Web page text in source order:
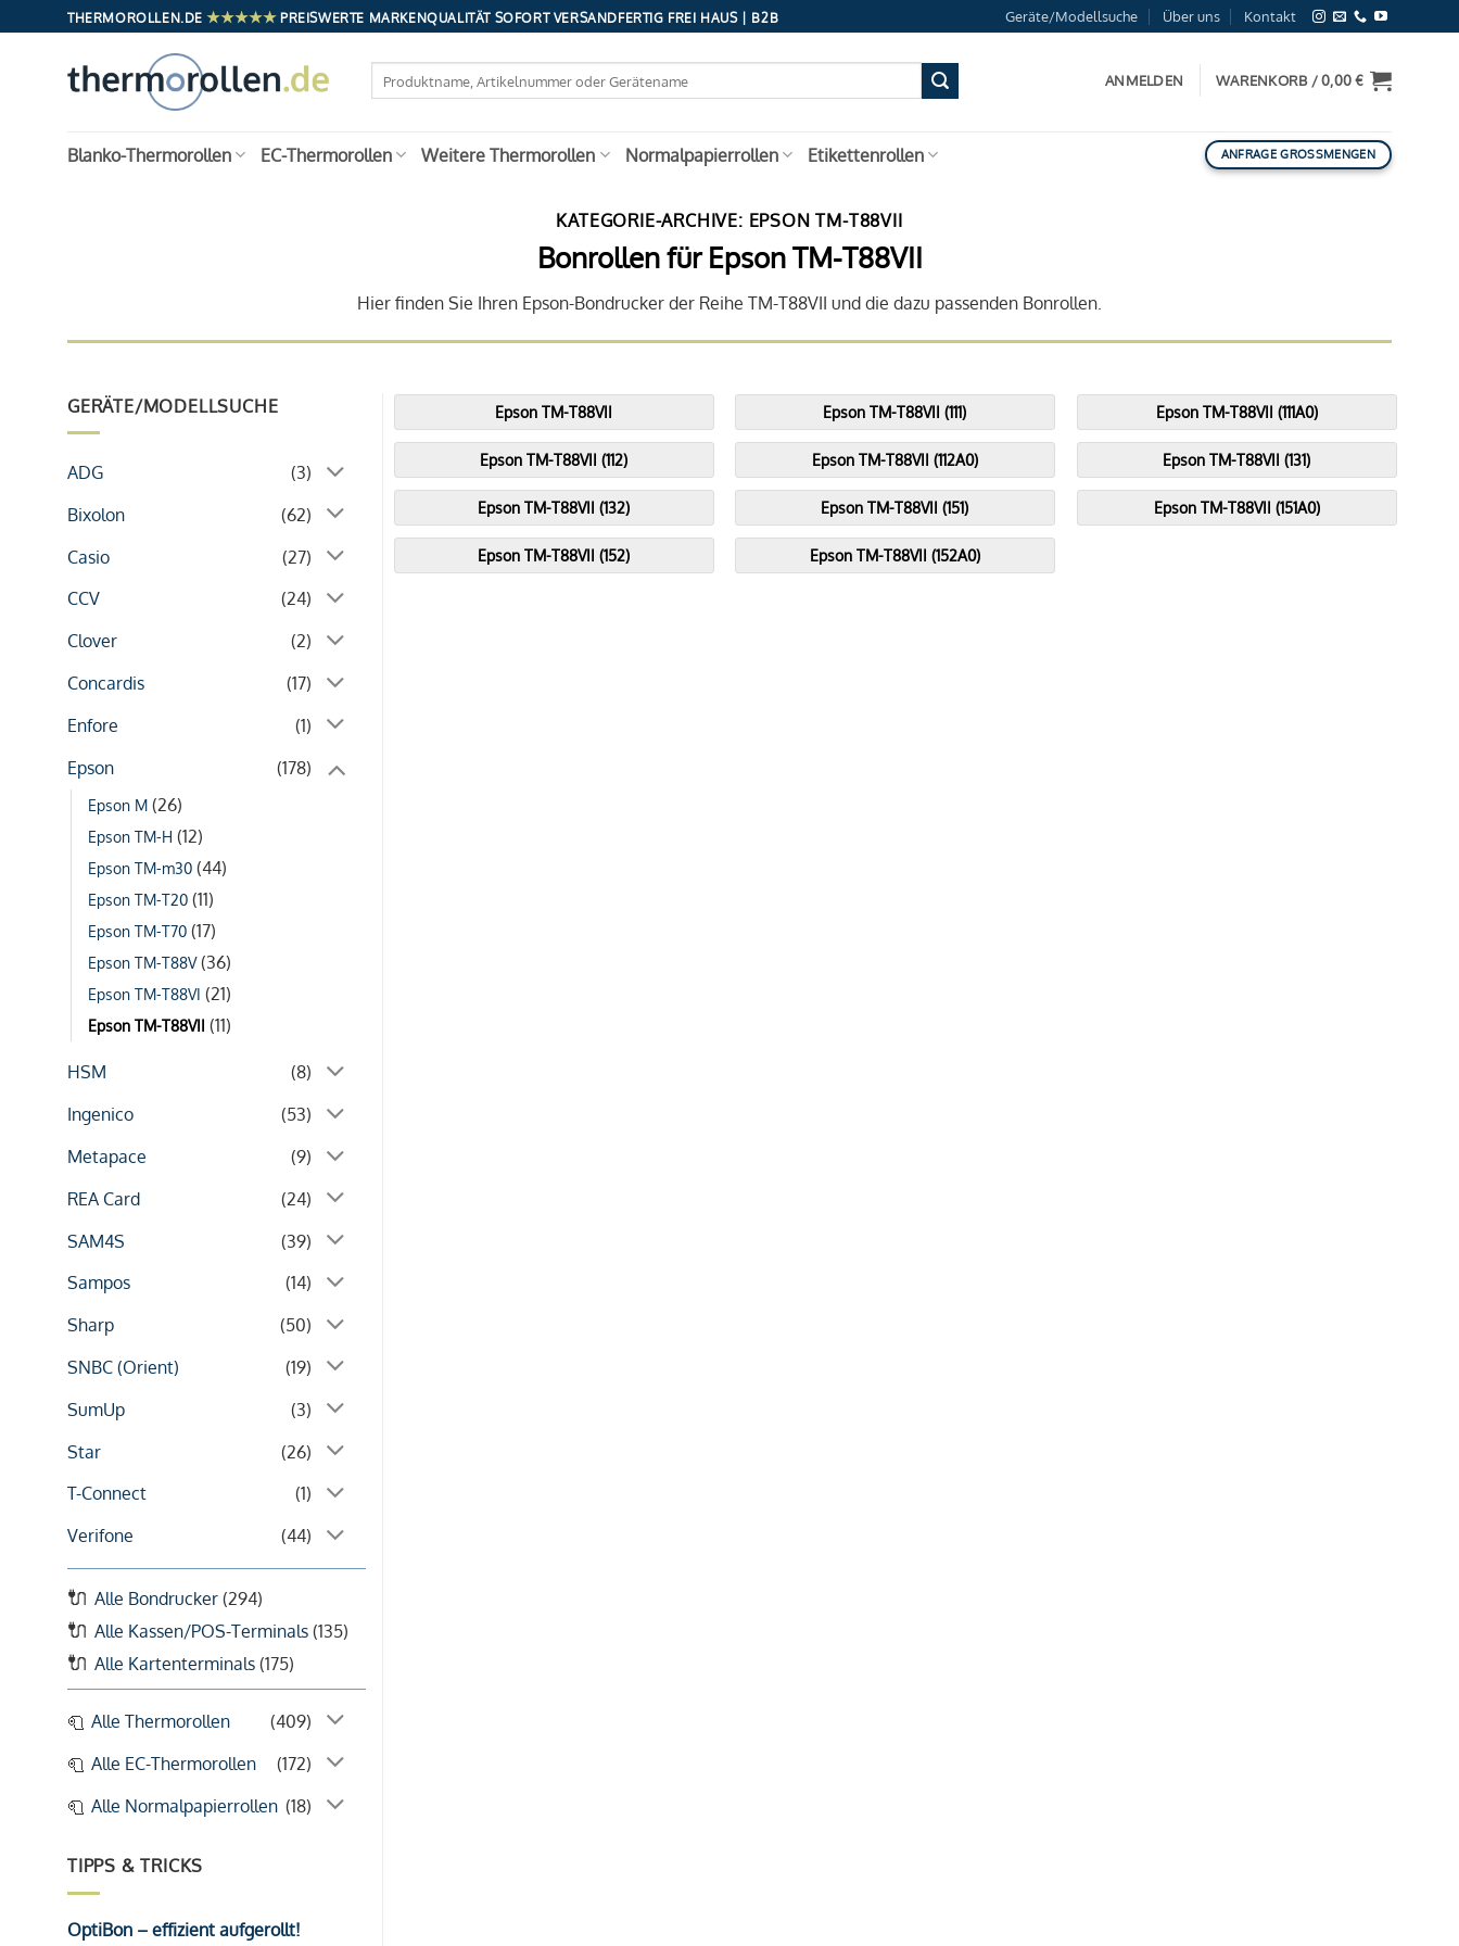
Inhalt
THERMOROLLEN.DE ★★★★★ PREISWERTE MARKENQUALITÄT SOFORT VERSANDFERTIG FREI HAUS | B2B Geräte/Modellsuche Über uns Kontakt
nach:
ANMELDEN WARENKORB /0,00€
Blanko-Thermorollen EC-Thermorollen Weitere Thermorollen Normalpapierrollen Etikettenrollen ANFRAGE GROSSMENGEN
KATEGORIE-ARCHIVE: EPSON TM-T88VII
Bonrollen für Epson TM-T88VII
Hier finden Sie Ihren Epson-Bondrucker der Reihe TM-T88VII und die dazu passenden Bonrollen.
GERÄTE/MODELLSUCHE
ADG
(3)
Bixolon
(62)
Casio
(27)
CCV
(24)
Clover
(2)
Concardis
(17)
Enfore
(1)
Epson
(178)
Epson M (26)
Epson TM-H (12)
Epson TM-m30 (44)
Epson TM-T20 (11)
Epson TM-T70 (17)
Epson TM-T88V(36)
Epson TM-T88VI (21)
Epson TM-T88VII (11)
HSM
(8)
Ingenico
(53)
Metapace
(9)
REA Card
(24)
SAM4S
(39)
Sampos
(14)
Sharp
(50)
SNBC (Orient)
(19)
SumUp
(3)
Star
(26)
T-Connect
(1)
Verifone
(44)
Alle Bondrucker (294)
Alle Kassen/POS-Terminals (135)
Alle Kartenterminals (175)
Alle Thermorollen
(409)
Alle EC-Thermorollen
(172)
Alle Normalpapierrollen (18)
TIPPS & TRICKS
OptiBon – effizient aufgerollt!
Epson TM-T88VII Epson TM-T88VII (111) Epson TM-T88VII (111A0)
Epson TM-T88VII (112) Epson TM-T88VII (112A0) Epson TM-T88VII (131)
Epson TM-T88VII (132) Epson TM-T88VII (151) Epson TM-T88VII (151A0)
Epson TM-T88VII (152) Epson TM-T88VII (152A0)